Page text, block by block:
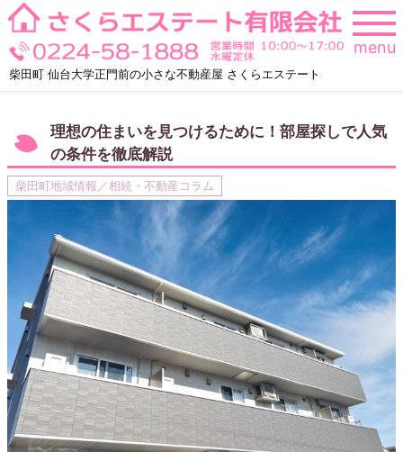
Skip
to
content
柴田町 仙台大学正門前の小さな不動産屋 さくらエステート
menu
理想の住まいを見つけるために！部屋探しで人気
の条件を徹底解説
柴田町地域情報／相続・不動産コラム